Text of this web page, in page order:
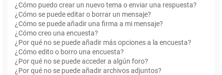
¿Cómo puedo crear un nuevo tema o enviar una respuesta?
¿Cómo se puede editar o borrar un mensaje?
¿Cómo se puede añadir una firma a mi mensaje?
¿Cómo creo una encuesta?
¿Por qué no se puede añadir más opciones a la encuesta?
¿Cómo edito o borro una encuesta?
¿Por qué no se puede acceder a algún foro?
¿Por qué no se puede añadir archivos adjuntos?